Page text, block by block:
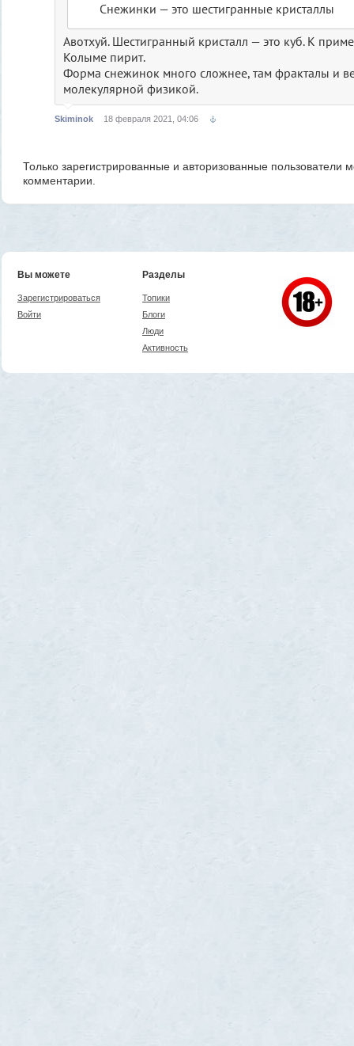
Снежинки — это шестигранные кристаллы
Авотхуй. Шестигранный кристалл — это куб. К
Колыме пирит.
Форма снежинок много сложнее, там фракталы и
молекулярной физикой.
Skiminok 18 февраля 2021, 04:06
Только зарегистрированные и авторизованные пользователи
комментарии.
Вы можете
Зарегистрироваться
Войти
Разделы
Топики
Блоги
Люди
Активность